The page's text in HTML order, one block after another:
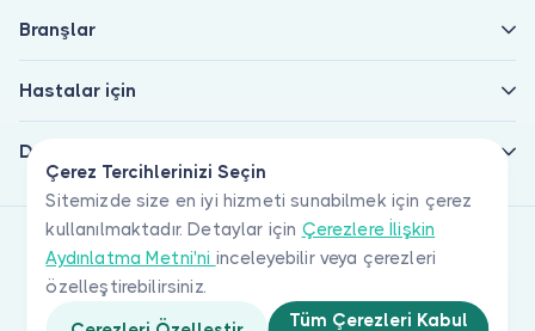
Çerez Tercihlerinizi Seçin
Sitemizde size en iyi hizmeti sunabilmek için çerez
kullanılmaktadır. Detaylar için Çerezlere İlişkin
Aydınlatma Metni'ni inceleyebilir veya çerezleri
özelleştirebilirsiniz.
Tüm Çerezleri Kabul
Branşlar
Hastalar için
Doktorlar için